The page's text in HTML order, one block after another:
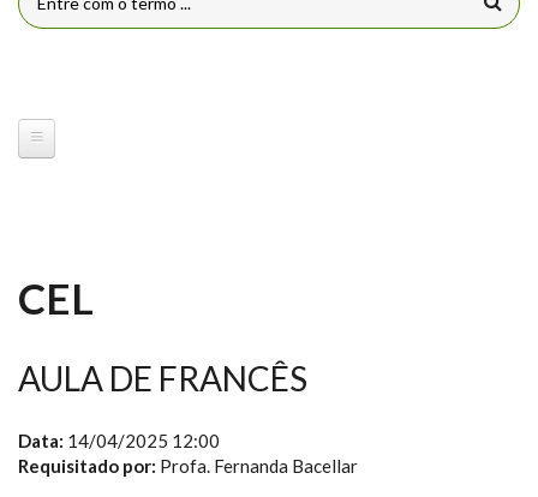
FORMULÁRIO DE BUSCA
CEL
AULA DE FRANCÊS
Data: 14/04/2025 12:00
Requisitado por: Profa. Fernanda Bacellar